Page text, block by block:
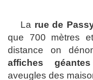
La rue de
que 700 mètres
distance on
affiches géantes
aveugles des